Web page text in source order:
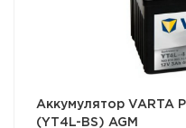
Аккумулятор VARTA
(YT4L-BS) AGM